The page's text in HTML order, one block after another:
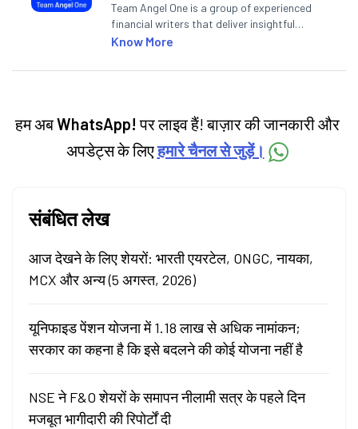
Team Angel One is a group of experienced
financial writers that deliver insightful
articles on the stock market, IPO, economy,
categories.
Know More
हम अबWhatsApp! पर लाइव हैं! बाज़ार की जानकारी और
अपडेट्स के लिएहमारे चैनल से जुड़ें।
संबंधित लेख
आज देखने के लिए शेयरों: भारती एयरटेल, ONGC, नायका,
MCX और अन्य (5 अगस्त, 2026)
यूनिफाइड पेंशन योजना में 1.18 लाख से अधिक नामांकन;
सरकार का कहना है कि इसे बदलने की कोई योजना नहीं है
NSE ने F&O शेयरों के समापन नीलामी सत्र के पहले दिन
मजबूत भागीदारी की रिपोर्टों दी